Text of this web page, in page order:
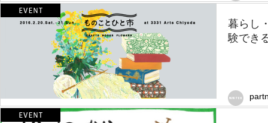
暮らし
験でき